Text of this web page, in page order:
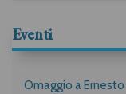
Eventi
Omaggio a